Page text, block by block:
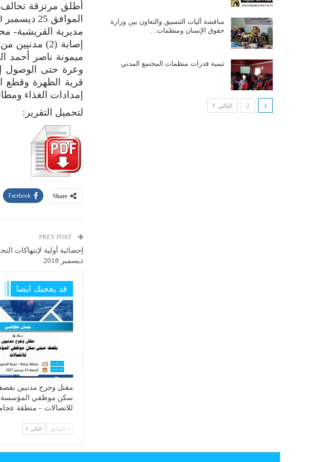
مديرية القريشية-
وعرة حتى الوصول
قرية الظهرة وقطع
إمدادات الغذاء
لتحميل التقرير:
Share
Facebook
PREV POST
ديسمبر 2018
قد يعجبك ايضا
مقتل وجرح مدنيين
سكن موظفي المؤسسة
للاتصالات – منطقة
السابق التالي
مناقشة آليات التنسيق والتعاون بين وزارة
حقوق الإنسان ومنظمات…
تنمية قدرات منظمات المجتمع المدني
1
2 التالي